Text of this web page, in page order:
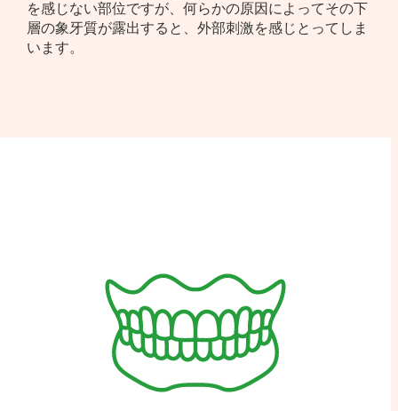
を感じない部位ですが、何らかの原因によってその下
層の象牙質が露出すると、外部刺激を感じとってしま
います。